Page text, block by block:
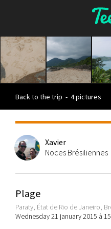
Back to the trip - 4 pictures
Xavier
Noces Brésiliennes
Plage
Paraty, État de Rio de Janeiro,
Wednesday 21 january 2015 à